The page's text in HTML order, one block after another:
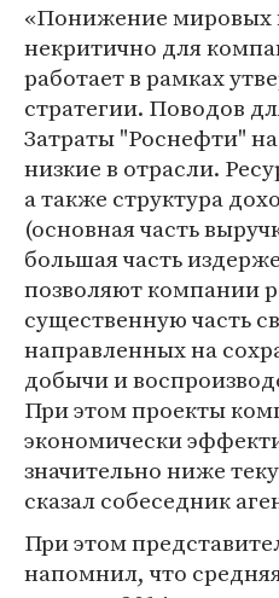
«Понижение мировых
некритично для
работает в рамках
стратегии. Поводов
Затраты "Роснефти"
низкие в отрасли.
а также структура
(основная часть
большая часть
позволяют компании
существенную часть
направленных на
добычи и
При этом проекты
экономически
значительно ниже
сказал собеседник
При этом
напомнил, что